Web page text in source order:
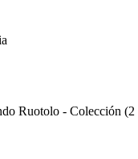
Ruotolo - Colección (2